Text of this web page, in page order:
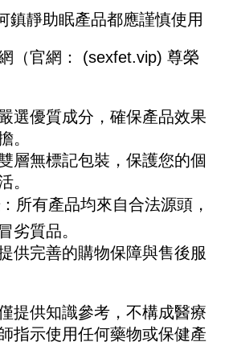
（官網：
(sexfet.vip) 尊榮
選優質成分，確保產品效果
。
雙層無標記包裝，保護您的個
。
：所有產品均來自合法源頭，
劣質品。
提供完善的購物保障與售後服
提供知識參考，不構成醫療
指示使用任何藥物或保健產